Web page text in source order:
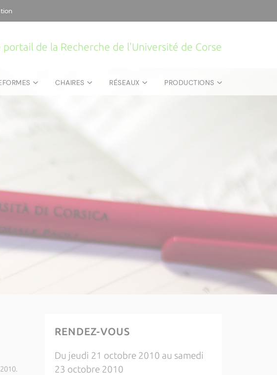
portail de la Recherche de l'Université de Corse
CHAIRES RÉSEAUX PRODUCTIONS
RENDEZ-VOUS
Du jeudi 21 octobre 2010 au samedi
23 octobre 2010